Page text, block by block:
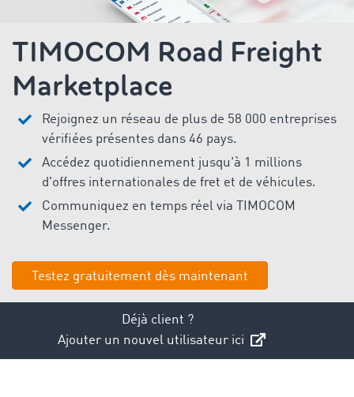
TIMOCOM Road Freight
Marketplace
Rejoignez un réseau de plus de 58 000 entreprises
vérifiées présentes dans 46 pays.
Accédez quotidiennement jusqu'à 1 millions
d'offres internationales de fret et de véhicules.
Communiquez en temps réel via TIMOCOM
Messenger.
Testez gratuitement dès maintenant
Déjà client ?
Ajouter un nouvel utilisateur ici